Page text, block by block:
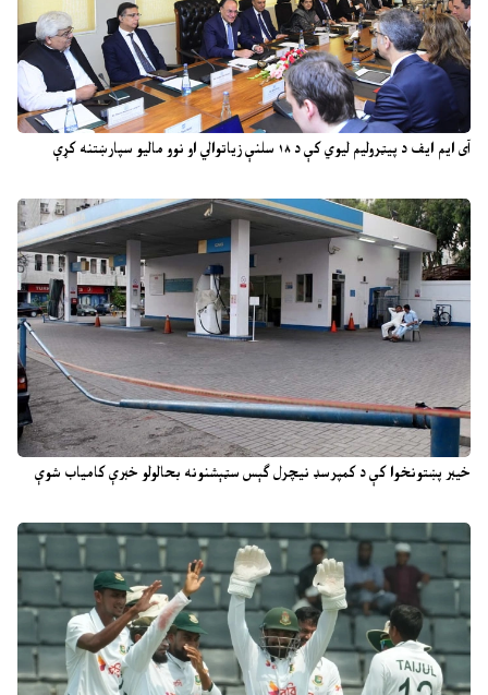
آی ایم ایف د پیټرولیم لیوي کې د ۱۸ سلنې زیاتوالي او نوو مالیو سپارښتنه کړې
خیبر پښتونخوا کې د کمپرسډ نیچرل ګېس سټېشنونه بحالولو خبرې کامیاب شوې